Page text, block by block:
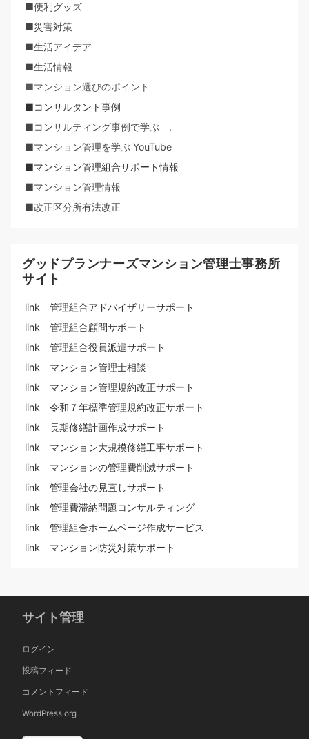
■便利グッズ
■災害対策
■生活アイデア
■生活情報
■マンション選びのポイント
■コンサルタント事例
■コンサルティング事例で学ぶ .
■マンション管理を学ぶ YouTube
■マンション管理組合サポート情報
■マンション管理情報
■改正区分所有法改正
グッドプランナーズマンション管理士事務所
サイト
link 管理組合アドバイザリーサポート
link 管理組合顧問サポート
link 管理組合役員派遣サポート
link マンション管理士相談
link マンション管理規約改正サポート
link 令和７年標準管理規約改正サポート
link 長期修繕計画作成サポート
link マンション大規模修繕工事サポート
link マンションの管理費削減サポート
link 管理会社の見直しサポート
link 管理費滞納問題コンサルティング
link 管理組合ホームページ作成サービス
link マンション防災対策サポート
サイト管理
ログイン
投稿フィード
コメントフィード
WordPress.org